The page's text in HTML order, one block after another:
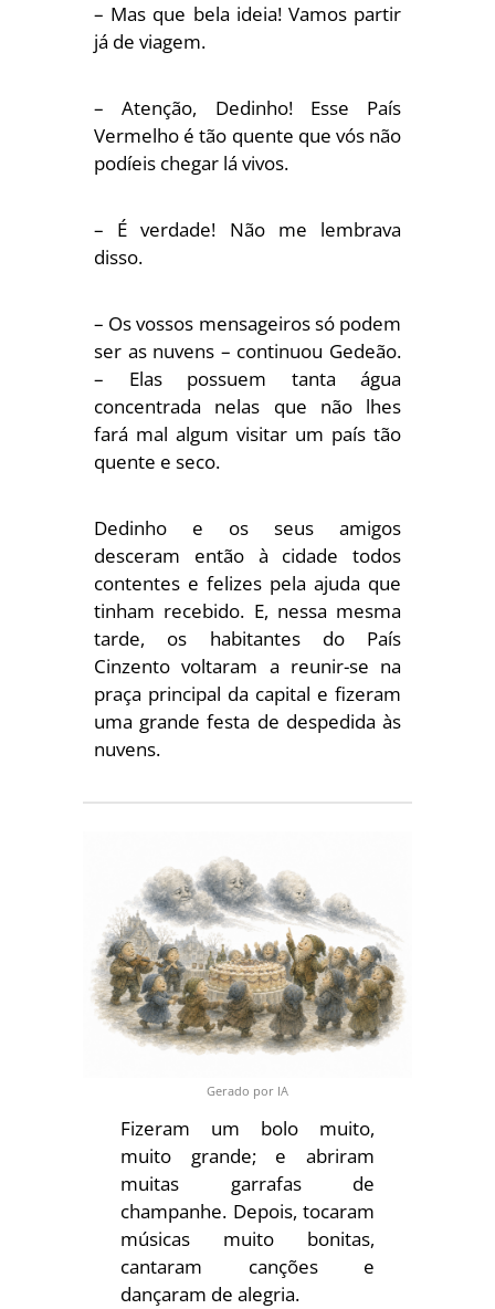
– Mas que bela ideia! Vamos partir
já de viagem.
– Atenção, Dedinho! Esse País
Vermelho é tão quente que vós não
podíeis chegar lá vivos.
– É verdade! Não me lembrava
disso.
– Os vossos mensageiros só podem
ser as nuvens – continuou Gedeão.
– Elas possuem tanta água
concentrada nelas que não lhes
fará mal algum visitar um país tão
quente e seco.
Dedinho e os seus amigos
desceram então à cidade todos
conten­tes e felizes pela ajuda que
tinham recebido. E, nessa mesma
tarde, os habitantes do País
Cinzento voltaram a reunir-se na
praça prin­cipal da capital e fizeram
uma grande festa de despedida às
nuvens.
Gerado por IA
Fizeram um bolo muito,
muito grande; e abriram
muitas garrafas de
champanhe. Depois, tocaram
músicas muito bonitas,
cantaram canções e
dançaram de alegria.